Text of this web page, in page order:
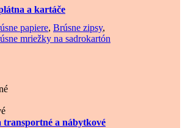
a kartáče
papiere, Brúsne zipsy,
mriežky na sadrokartón
transportné a nábytkové